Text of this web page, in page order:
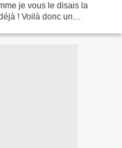
je vous le disais la
! Voilà donc un